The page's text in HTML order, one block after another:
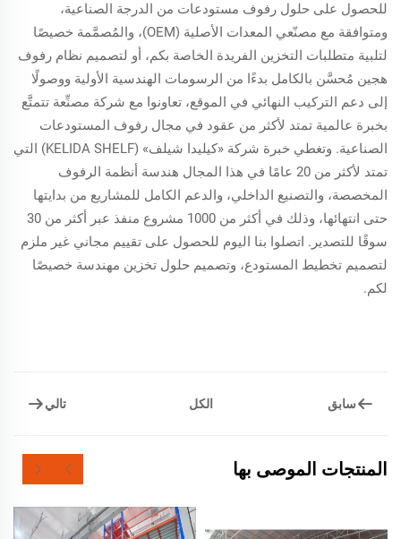
للحصول على حلول رفوف مستودعات من الدرجة الصناعية،
ومتوافقة مع مصنّعي المعدات الأصلية (OEM)، والمُصمَّمة خصيصًا
لتلبية متطلبات التخزين الفريدة الخاصة بكم، أو لتصميم نظام رفوف
هجين مُحسَّن بالكامل بدءًا من الرسومات الهندسية الأولية ووصولًا
إلى دعم التركيب النهائي في الموقع، تعاونوا مع شركة مصنِّعة تتمتَّع
بخبرة عالمية تمتد لأكثر من عقود في مجال رفوف المستودعات
الصناعية. وتغطي خبرة شركة «كيليدا شيلف» (KELIDA SHELF) التي
تمتد لأكثر من 20 عامًا في هذا المجال هندسة أنظمة الرفوف
المخصصة، والتصنيع الداخلي، والدعم الكامل للمشاريع من بدايتها
حتى انتهائها، وذلك في أكثر من 1000 مشروع منفذ عبر أكثر من 30
سوقًا للتصدير. اتصلوا بنا اليوم للحصول على تقييم مجاني غير ملزم
لتصميم تخطيط المستودع، وتصميم حلول تخزين مهندسة خصيصًا
لكم.
سابق الكل تالي
المنتجات الموصى بها